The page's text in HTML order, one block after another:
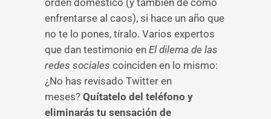
orden doméstico (y también de cómo
enfrentarse al caos), si hace un año que
no te lo pones, tíralo. Varios expertos
que dan testimonio en El dilema de las
redes sociales coinciden en lo mismo:
¿No has revisado Twitter en
meses? Quítatelo del teléfono y
eliminarás tu sensación de